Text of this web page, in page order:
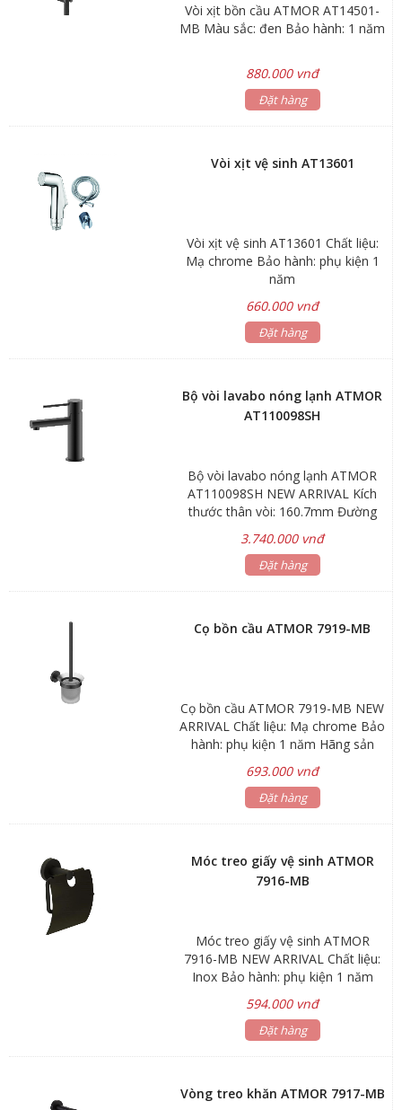
Vòi xịt bồn cầu ATMOR AT14501-
MB Màu sắc: đen Bảo hành: 1 năm
880.000 vnđ
Đặt hàng
Vòi xịt vệ sinh AT13601
Vòi xịt vệ sinh AT13601 Chất liệu:
Mạ chrome Bảo hành: phụ kiện 1
năm
660.000 vnđ
Đặt hàng
Bộ vòi lavabo nóng lạnh ATMOR
AT110098SH
Bộ vòi lavabo nóng lạnh ATMOR
AT110098SH NEW ARRIVAL Kích
thước thân vòi: 160.7mm Đường
lớp Bảo hành: 5 năm Hãng sản
xuất: ATMOR
3.740.000 vnđ
Đặt hàng
Cọ bồn cầu ATMOR 7919-MB
Cọ bồn cầu ATMOR 7919-MB NEW
ARRIVAL Chất liệu: Mạ chrome Bảo
hành: phụ kiện 1 năm Hãng sản
MB
693.000 vnđ
Đặt hàng
Móc treo giấy vệ sinh ATMOR
7916-MB
Móc treo giấy vệ sinh ATMOR
7916-MB NEW ARRIVAL Chất liệu:
Inox Bảo hành: phụ kiện 1 năm
phẩm: 7916-MB
594.000 vnđ
Đặt hàng
Vòng treo khăn ATMOR 7917-MB